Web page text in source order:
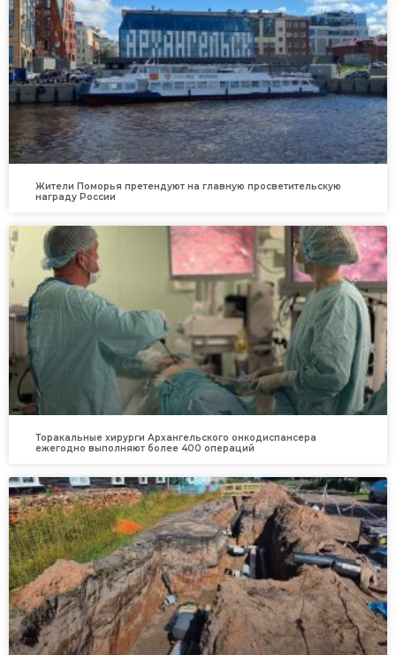
Жители Поморья претендуют на главную просветительскую
награду России
Торакальные хирурги Архангельского онкодиспансера
ежегодно выполняют более 400 операций